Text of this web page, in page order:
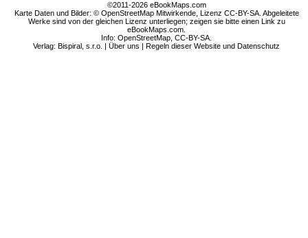
©2011-2026 eBookMaps.com
Karte Daten und Bilder: © OpenStreetMap Mitwirkende, Lizenz CC-BY-SA. Abgeleitete
Werke sind von der gleichen Lizenz unterliegen; zeigen sie bitte einen Link zu
eBookMaps.com.
Info:OpenStreetMap ,CC-BY-SA
Verlag: Bispiral, s.r.o. |Über uns |Regeln dieser Website und Datenschutz